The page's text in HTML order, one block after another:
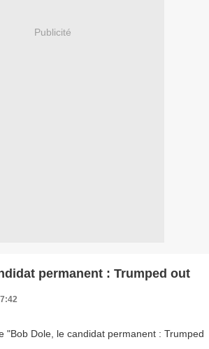
Publicité
permanent : Trumped out